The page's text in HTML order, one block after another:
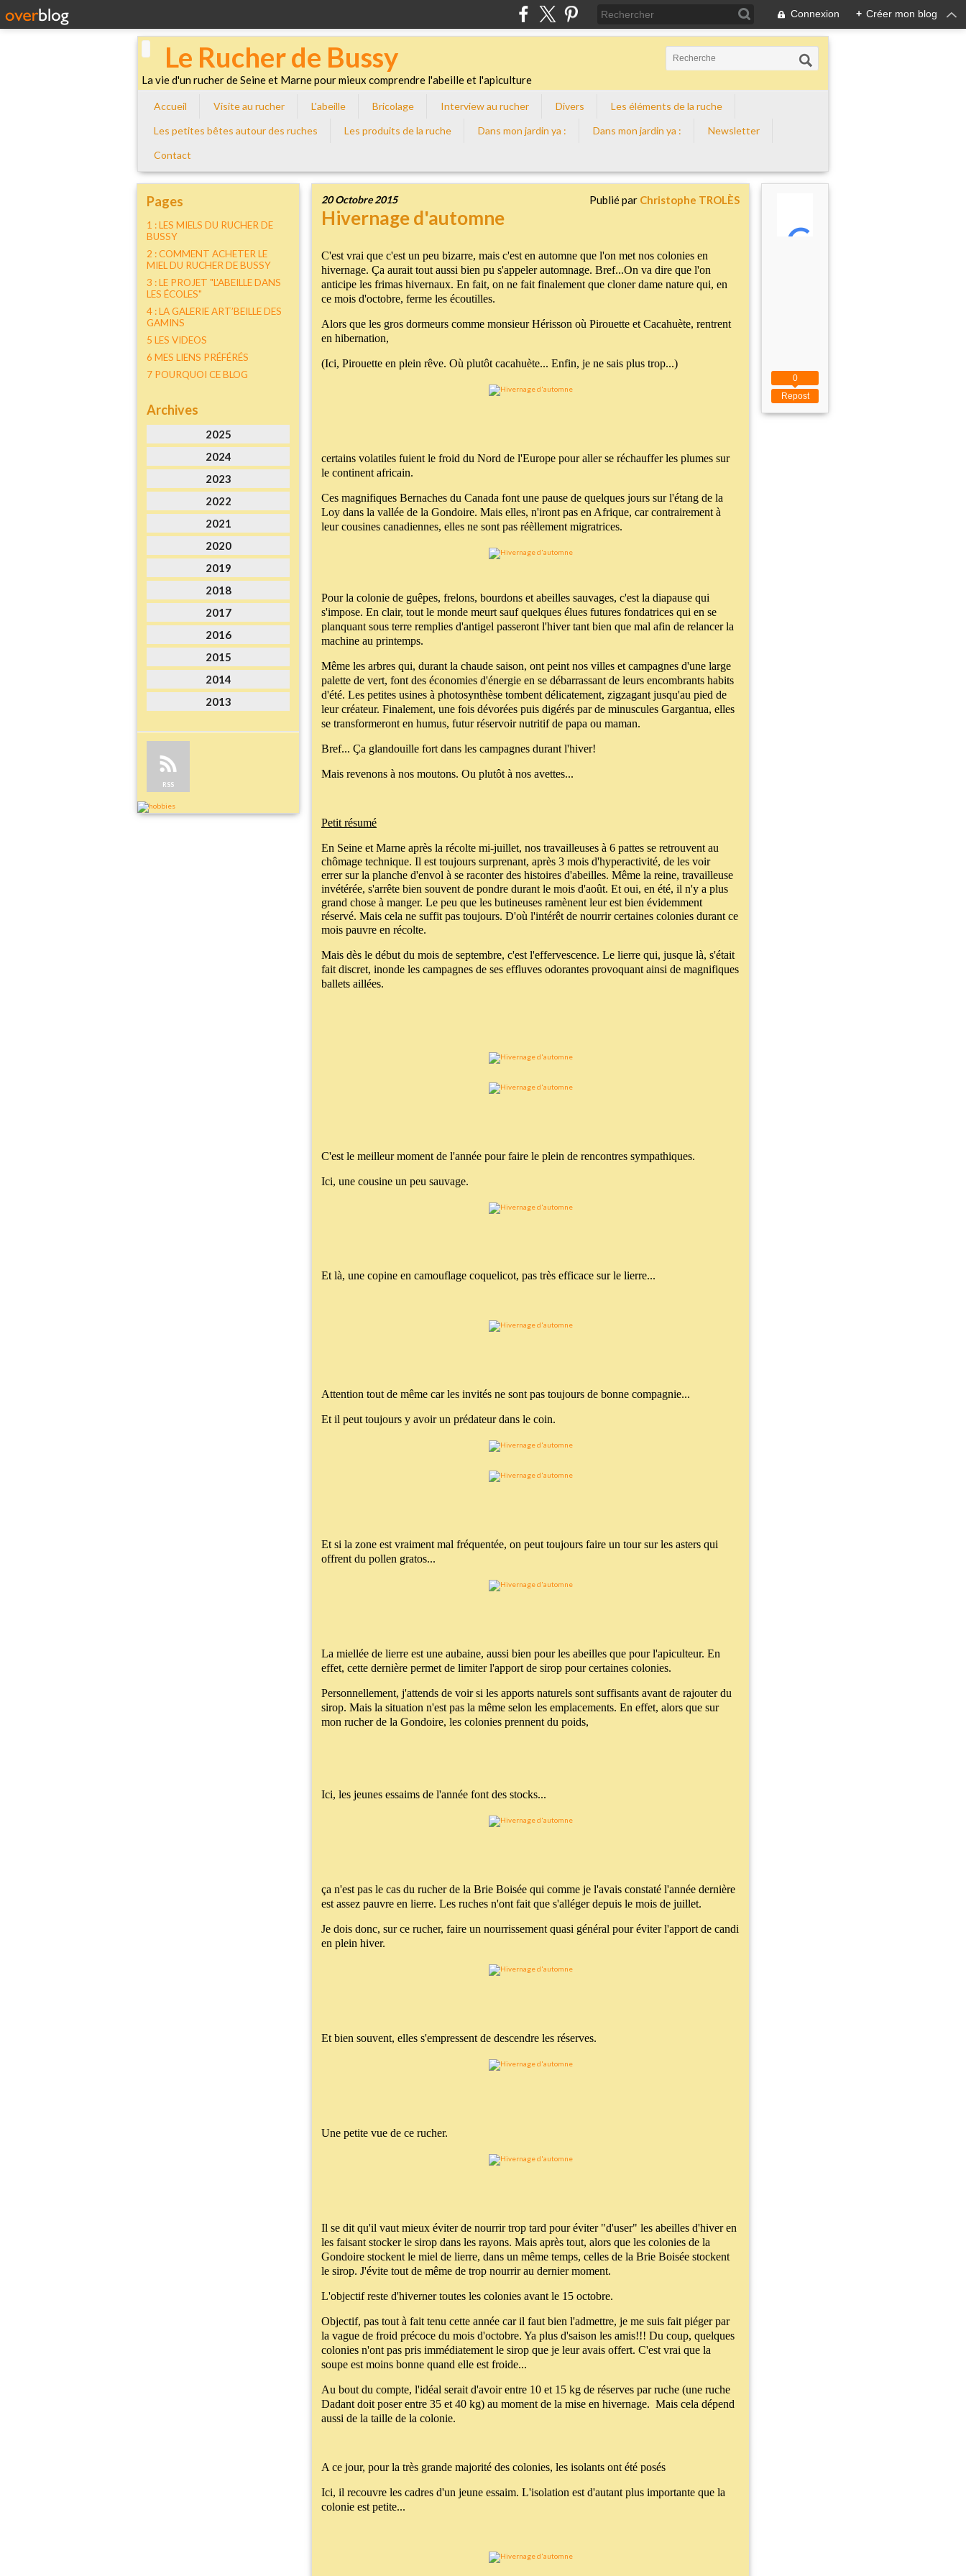
Connexion + Créer mon blog
Le Rucher de Bussy
La vie d'un rucher de Seine et Marne pour mieux comprendre l'abeille et l'apiculture
Accueil visite au rucher L'abeille Bricolage interview au rucher Divers
Les éléments de la ruche
les petites bêtes autour des ruches
les produits de la ruche Dans mon jardin ya : Dans mon jardin ya :
Newsletter
Contact
Pages
1 : LES MIELS DU RUCHER DE
BUSSY
2 : COMMENT ACHETER LE
MIEL DU RUCHER DE BUSSY
3 : LE PROJET "L'ABEILLE DANS
LES ÉCOLES"
4 : LA GALERIE ART’BEILLE DES
GAMINS
5 LES VIDEOS
6 MES LIENS PRÉFÉRÉS
7 POURQUOI CE BLOG
Archives
2025
2024
2023
2022
2021
2020
2019
2018
2017
2016
2015
2014
2013
RSS
20 Octobre 2015 Publié par Christophe TROLÈS
Hivernage d'automne
C'est vrai que c'est un peu bizarre, mais c'est en automne que l'on met nos colonies en
hivernage. Ça aurait tout aussi bien pu s'appeler automnage. Bref...On va dire que l'on
anticipe les frimas hivernaux. En fait, on ne fait finalement que cloner dame nature qui, en
ce mois d'octobre, ferme les écoutilles.
Alors que les gros dormeurs comme monsieur Hérisson où Pirouette et Cacahuète, rentrent
en hibernation,
(Ici, Pirouette en plein rêve. Où plutôt cacahuète... Enfin, je ne sais plus trop...)
certains volatiles fuient le froid du Nord de l'Europe pour aller se réchauffer les plumes sur
le continent africain.
Ces magnifiques Bernaches du Canada font une pause de quelques jours sur l'étang de la
Loy dans la vallée de la Gondoire. Mais elles, n'iront pas en Afrique, car contrairement à
leur cousines canadiennes, elles ne sont pas réèllement migratrices.
Pour la colonie de guêpes, frelons, bourdons et abeilles sauvages, c'est la diapause qui
s'impose. En clair, tout le monde meurt sauf quelques élues futures fondatrices qui en se
planquant sous terre remplies d'antigel passeront l'hiver tant bien que mal afin de relancer la
machine au printemps.
Même les arbres qui, durant la chaude saison, ont peint nos villes et campagnes d'une large
palette de vert, font des économies d'énergie en se débarrassant de leurs encombrants habits
d'été. Les petites usines à photosynthèse tombent délicatement, zigzagant jusqu'au pied de
leur créateur. Finalement, une fois dévorées puis digérés par de minuscules Gargantua, elles
se transformeront en humus, futur réservoir nutritif de papa ou maman.
Bref... Ça glandouille fort dans les campagnes durant l'hiver!
Mais revenons à nos moutons. Ou plutôt à nos avettes...
Petit résumé
En Seine et Marne après la récolte mi-juillet, nos travailleuses à 6 pattes se retrouvent au
chômage technique. Il est toujours surprenant, après 3 mois d'hyperactivité, de les voir
errer sur la planche d'envol à se raconter des histoires d'abeilles. Même la reine, travailleuse
invétérée, s'arrête bien souvent de pondre durant le mois d'août. Et oui, en été, il n'y a plus
grand chose à manger. Le peu que les butineuses ramènent leur est bien évidemment
réservé. Mais cela ne suffit pas toujours. D'où l'intérêt de nourrir certaines colonies durant ce
mois pauvre en récolte.
Mais dès le début du mois de septembre, c'est l'effervescence. Le lierre qui, jusque là, s'était
fait discret, inonde les campagnes de ses effluves odorantes provoquant ainsi de magnifiques
ballets aillées.
C'est le meilleur moment de l'année pour faire le plein de rencontres sympathiques.
Ici, une cousine un peu sauvage.
Et là, une copine en camouflage coquelicot, pas très efficace sur le lierre...
Attention tout de même car les invités ne sont pas toujours de bonne compagnie...
Et il peut toujours y avoir un prédateur dans le coin.
Et si la zone est vraiment mal fréquentée, on peut toujours faire un tour sur les asters qui
offrent du pollen gratos...
La miellée de lierre est une aubaine, aussi bien pour les abeilles que pour l'apiculteur. En
effet, cette dernière permet de limiter l'apport de sirop pour certaines colonies.
Personnellement, j'attends de voir si les apports naturels sont suffisants avant de rajouter du
sirop. Mais la situation n'est pas la même selon les emplacements. En effet, alors que sur
mon rucher de la Gondoire, les colonies prennent du poids,
Ici, les jeunes essaims de l'année font des stocks...
ça n'est pas le cas du rucher de la Brie Boisée qui comme je l'avais constaté l'année dernière
est assez pauvre en lierre. Les ruches n'ont fait que s'alléger depuis le mois de juillet.
Je dois donc, sur ce rucher, faire un nourrissement quasi général pour éviter l'apport de candi
en plein hiver.
Et bien souvent, elles s'empressent de descendre les réserves.
Une petite vue de ce rucher.
Il se dit qu'il vaut mieux éviter de nourrir trop tard pour éviter "d'user" les abeilles d'hiver en
les faisant stocker le sirop dans les rayons. Mais après tout, alors que les colonies de la
Gondoire stockent le miel de lierre, dans un même temps, celles de la Brie Boisée stockent
le sirop. J'évite tout de même de trop nourrir au dernier moment.
L'objectif reste d'hiverner toutes les colonies avant le 15 octobre.
Objectif, pas tout à fait tenu cette année car il faut bien l'admettre, je me suis fait piéger par
la vague de froid précoce du mois d'octobre. Ya plus d'saison les amis!!! Du coup, quelques
colonies n'ont pas pris immédiatement le sirop que je leur avais offert. C'est vrai que la
soupe est moins bonne quand elle est froide...
Au bout du compte, l'idéal serait d'avoir entre 10 et 15 kg de réserves par ruche (une ruche
Dadant doit poser entre 35 et 40 kg) au moment de la mise en hivernage. Mais cela dépend
aussi de la taille de la colonie.
A ce jour, pour la très grande majorité des colonies, les isolants ont été posés
Ici, il recouvre les cadres d'un jeune essaim. L'isolation est d'autant plus importante que la
colonie est petite...
Repost
0